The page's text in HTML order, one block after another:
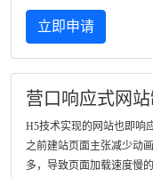
立即申请
营口响应式网
H5技术实现的网站也即响
之前建站页面主张减少动
多，导致页面加载速度慢